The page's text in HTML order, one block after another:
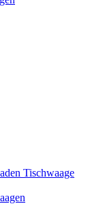
Tischwaage